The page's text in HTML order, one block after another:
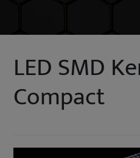
LED SMD
Compact